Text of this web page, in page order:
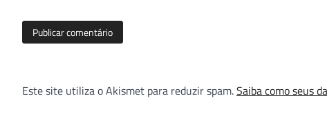
Este site utiliza o Akismet para reduzir spam.Saiba como seus